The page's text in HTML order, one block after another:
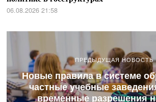
06.08.2026 21:58
ПРЕДЫДУЩАЯ НОВОСТЬ
Новые правила в системе
частные учебные
временные разрешения